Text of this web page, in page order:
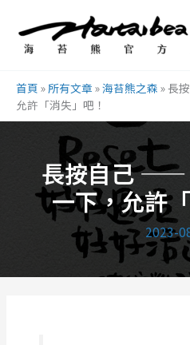
容
首頁 »所有文章 »海苔熊之森 »長
允許「消失」吧！
長按自己 ——
一下，允許
2023-